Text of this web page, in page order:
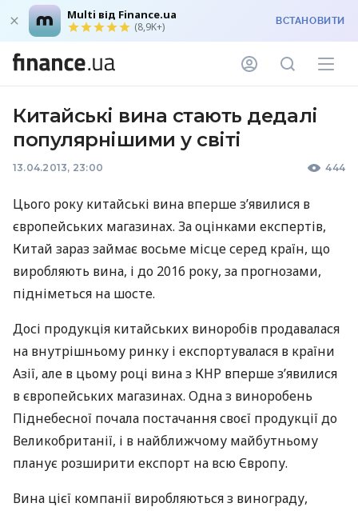
Multi від Finance.ua
(8,9K+) ВСТАНОВИТИ
Китайські вина стають дедалі
популярнішими у світі
13.04.2013, 23:00 444
Цього року китайські вина вперше з’явилися в
європейських магазинах. За оцінками експертів,
Китай зараз займає восьме місце серед країн, що
виробляють вина, і до 2016 року, за прогнозами,
підніметься на шосте.
Досі продукція китайських виноробів продавалася
на внутрішньому ринку і експортувалася в країни
Азії, але в цьому році вина з КНР вперше з’явилися
в європейських магазинах. Одна з виноробень
Піднебесної почала постачання своєї продукції до
Великобританії, і в найближчому майбутньому
планує розширити експорт на всю Європу.
Вина цієї компанії виробляються з винограду,